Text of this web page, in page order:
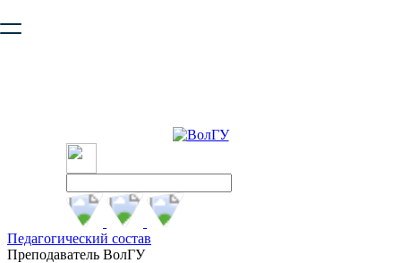
безопасную работу с сайтом. Пожалуйста
Педагогический состав
Преподаватель ВолГУ